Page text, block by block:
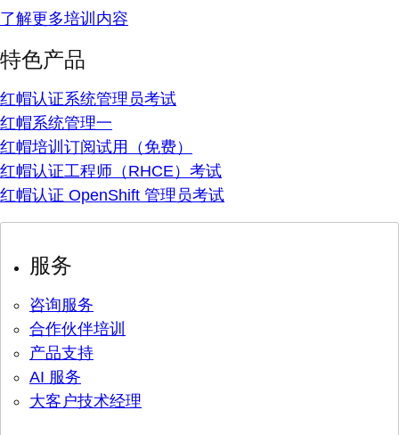
了解更多培训内容
特色产品
红帽认证系统管理员考试
红帽系统管理一
红帽培训订阅试用（免费）
红帽认证工程师（RHCE）考试
红帽认证 OpenShift 管理员考试
服务
咨询服务
合作伙伴培训
产品支持
AI 服务
大客户技术经理